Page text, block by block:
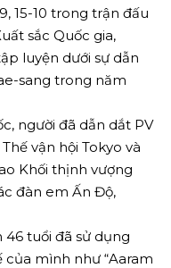
15-10 trong trận đấu
sắc Quốc gia,
luyện dưới sự dẫn
sang trong năm
người đã dẫn dắt PV
vận hội Tokyo và
Khối thịnh vượng
đàn em Ấn Độ,
46 tuổi đã sử dụng
mình như “Aaram